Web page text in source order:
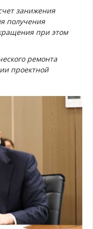
занижения
получения
при этом
ремонта
проектной